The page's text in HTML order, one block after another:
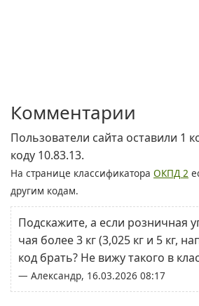
Комментарии
Пользователи сайта оставили 1
коду 10.83.13.
На странице классификатора ОКПД 2
другим кодам.
Подскажите, а если розничная
чая более 3 кг (3,025 кг и 5 кг,
код брать? Не вижу такого в
— Александр, 16.03.2026 08:17